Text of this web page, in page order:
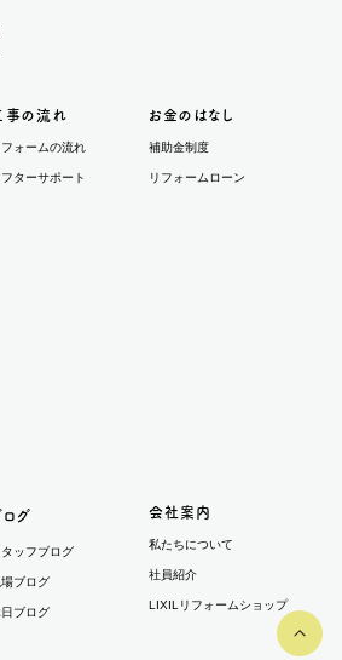
事の流れ
フォームの流れ
フターサポート
お金のはなし
補助金制度
リフォームローン
ログ
タッフブログ
ブログ
ブログ
会社案内
私たちについて
社員紹介
LIXILリフォームショップ